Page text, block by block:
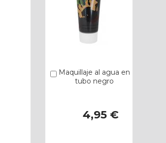
Maquillaje al agua en
tubo negro
4,95 €
Añadir